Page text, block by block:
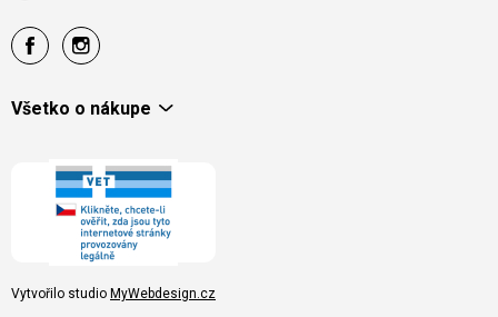
Všetko o nákupe
Vytvořilo studio MyWebdesign.cz